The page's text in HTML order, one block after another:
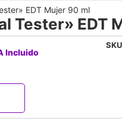
EDT Mujer 90 ml
Tester» EDT
Incluido
SKU